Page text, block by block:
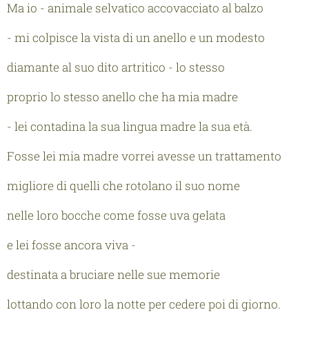
Ma io - animale selvatico accovacciato al balzo
- mi colpisce la vista di un anello e un modesto
diamante al suo dito artritico - lo stesso
proprio lo stesso anello che ha mia madre
- lei contadina la sua lingua madre la sua età.
Fosse lei mia madre vorrei avesse un trattamento
migliore di quelli che rotolano il suo nome
nelle loro bocche come fosse uva gelata
e lei fosse ancora viva -
destinata a bruciare nelle sue memorie
lottando con loro la notte per cedere poi di giorno.